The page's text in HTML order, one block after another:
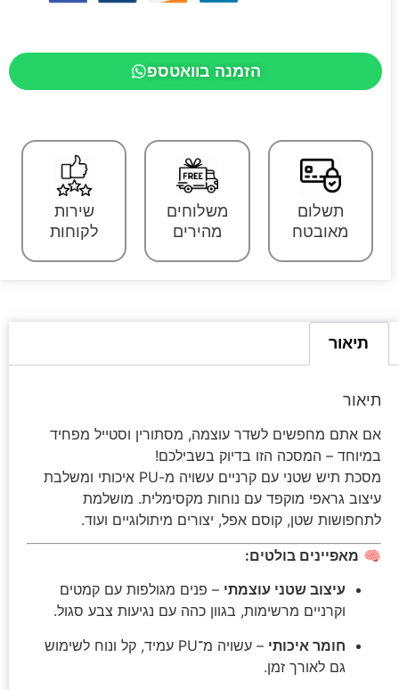
הזמנה בוואטספ
תשלום
מאובטח
משלוחים
מהירים
שירות
לקוחות
תיאור
תיאור
💀
מסכת
תיש
שטני
עם
קרניים
–
מראה
מצמרר
לפורים
ולמסיבות
תחפושות
אם אתם מחפשים לשדר עוצמה, מסתורין וסטייל מפחיד
במיוחד – המסכה הזו בדיוק בשבילכם!
מסכת תיש שטני עם קרניים עשויה מ-PU איכותי ומשלבת
עיצוב גראפי מוקפד עם נוחות מקסימלית. מושלמת
לתחפושות שטן, קוסם אפל, יצורים מיתולוגיים ועוד.
🧠 מאפיינים בולטים:
עיצוב שטני עוצמתי – פנים מגולפות עם קמטים
וקרניים מרשימות, בגוון כהה עם נגיעות צבע סגול.
חומר איכותי
– עשויה מ־PU עמיד, קל ונוח לשימוש
גם לאורך זמן.